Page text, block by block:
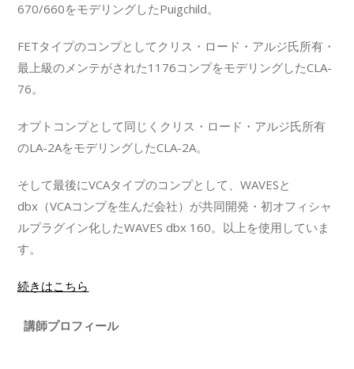
670/660をモデリングしたPuigchild。
FETタイプのコンプとしてクリス・ロード・アルジ氏所有・
最上級のメンテがされた1176コンプをモデリングしたCLA-
76。
オプトコンプとして同じくクリス・ロード・アルジ氏所有
のLA-2AをモデリングしたCLA-2A。
そして最後にVCAタイプのコンプとして、WAVESと
dbx（VCAコンプを生んだ会社）が共同開発・初オフィシャ
ルプラグイン化したWAVES dbx 160。以上を使用していま
す。
続きはこちら
講師プロフィール